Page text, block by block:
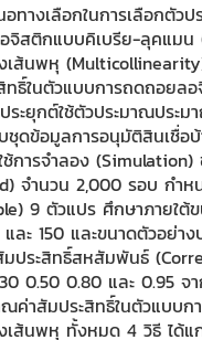
ทางเลือกในการเลือกตัวป
จิสติกแบบคิเบรีย-ลุคแมน
ส้นพหุ
ทธิ์ในตัวแบบการถดถอยล
ะยุกต์ใช้ตัวประมาณประ
ดข้อมูลการอนุมัติสินเชื่อบ้
การจำลอง
จำนวน 2,000 รอบ กำห
9 ตัวแปร ศึกษาภายใต้
ละ 150 และขนาดตัวอย่า
มประสิทธิ์สหสัมพันธ์
0.50 0.80 และ 0.95 จ
ณค่าสัมประสิทธิ์ในตัวแบบ
ส้นพหุ ทั้งหมด 4 วิธี ได้